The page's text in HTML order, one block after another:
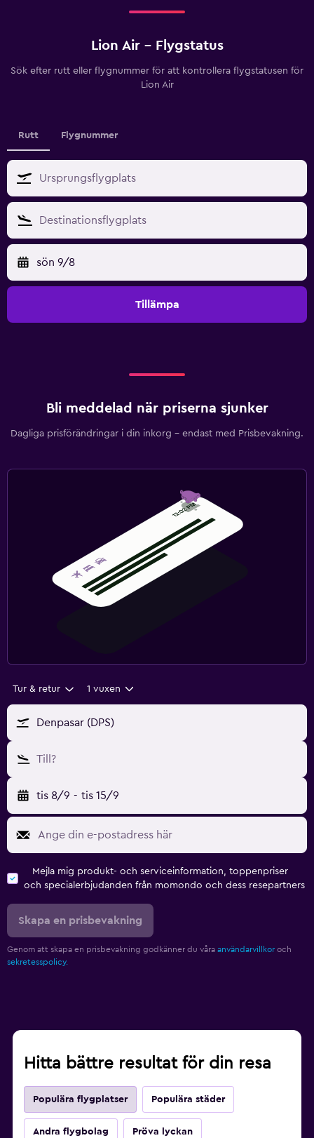
Lion Air - Flygstatus
Sök efter rutt eller flygnummer för att kontrollera flygstatusen för
Lion Air
Rutt Flygnummer
sön 9/8
Tillämpa
Bli meddelad när priserna sjunker
Dagliga prisförändringar i din inkorg – endast med Prisbevakning.
Tur & retur 1 vuxen
Denpasar (DPS)
Till?
tis 8/9 - tis 15/9
Mejla mig produkt- och serviceinformation, toppenpriser
och specialerbjudanden från momondo och dess resepartners
Skapa en prisbevakning
Genom att skapa en prisbevakning godkänner du våra användarvillkor och
sekretesspolicy.
Hitta bättre resultat för din resa
Populära flygplatser Populära städer
Andra flygbolag Pröva lyckan